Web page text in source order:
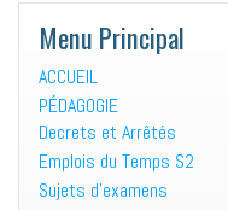
Menu Principal
ACCUEIL
PÉDAGOGIE
Decrets et Arrêtés
Emplois du Temps S2
Sujets d’examens